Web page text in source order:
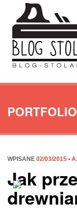
WPISANE 02/03/2015 •
Jak